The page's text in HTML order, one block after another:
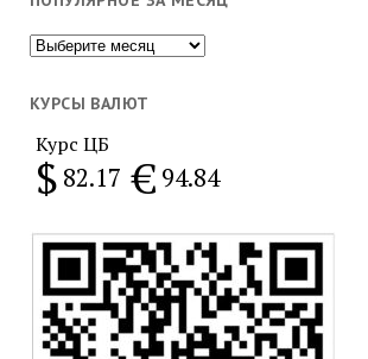
Популярное
месяц
КУРСЫ ВАЛЮТ
Курс ЦБ
$ 82.17 € 94.84